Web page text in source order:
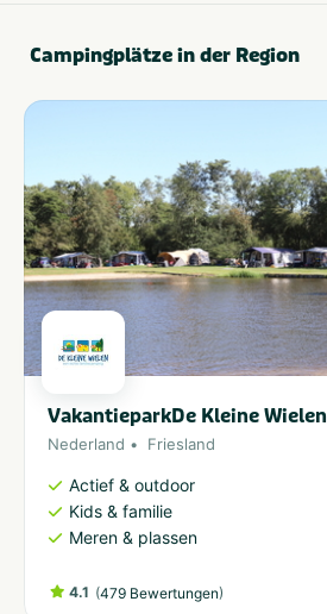
Campingplätze in der Region
VakantieparkDe Kleine Wielen
Nederland Friesland
Actief & outdoor
Kids & familie
Meren & plassen
4.1 (479 Bewertungen)